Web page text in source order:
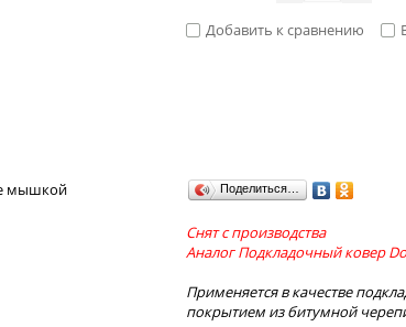
мышкой
Добавить к сравнению
Поделиться…
Снят с производства
АналогПодкладочный ковер
Применяется в качестве
покрытием из битумной